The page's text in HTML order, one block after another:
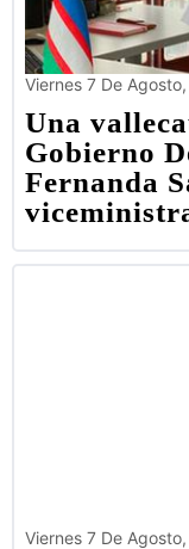
Viernes 7 De
Una
Gobierno
Fernanda
Viernes 7 De